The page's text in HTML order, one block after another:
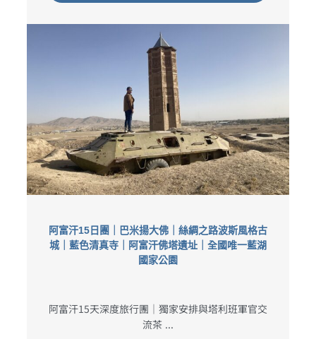
阿富汗15日團｜巴米揚大佛｜絲綢之路波斯風格古
城｜藍色清真寺｜阿富汗佛塔遺址｜全國唯一藍湖
國家公園
阿富汗15天深度旅行團｜獨家安排與塔利班軍官交
流茶 ...